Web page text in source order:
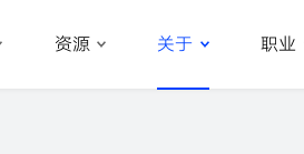
资源 关于 职业